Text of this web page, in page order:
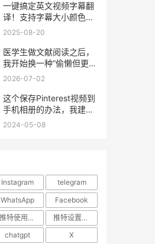
一键搞定英文视频字幕翻
译！支持字幕大小颜色自
由调整
2025-08-20
医学生做文献阅读之后，
我开始换一种“偷懒但更高
效”的方式
2026-07-02
这个保存Pinterest视频到
手机相册的办法，我建议
你反复观看！
2024-05-08
Instagram
telegram
WhatsApp
Facebook
推特使用技巧
推特设置教程
chatgpt
X